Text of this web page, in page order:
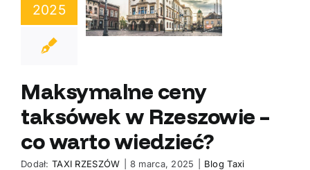
2025
– co
wiedzieć?
Maksymalne ceny
taksówek w Rzeszowie –
co warto wiedzieć?
Dodał:TAXI RZESZÓW 8 marca, 2025
Blog Taxi